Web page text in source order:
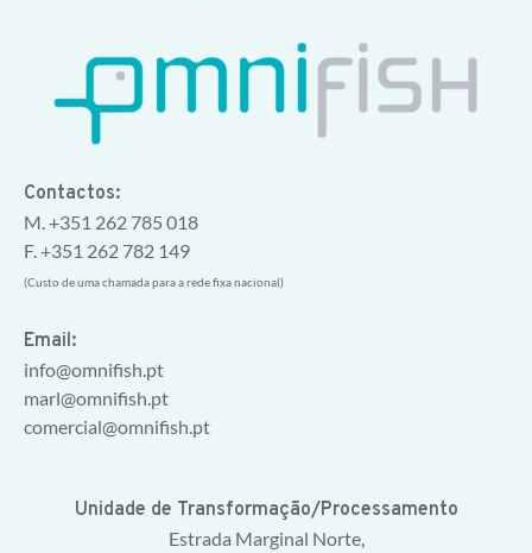
Contactos:
M. +351 262 785 018
F. +351 262 782 149
(Custo de uma chamada para a rede fixa nacional)
Email:
info@omnifish.pt
marl@omnifish.pt
comercial@omnifish.pt
Unidade de Transformação/Processamento
Estrada Marginal Norte,